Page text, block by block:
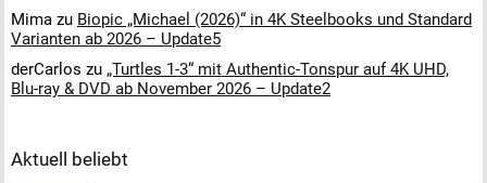
Mima zu Biopic „Michael (2026)“ in 4K Steelbooks und Standard
Varianten ab 2026 – Update5
derCarlos zu „Turtles 1-3“ mit Authentic-Tonspur auf 4K UHD,
Blu-ray & DVD ab November 2026 – Update2
Aktuell beliebt